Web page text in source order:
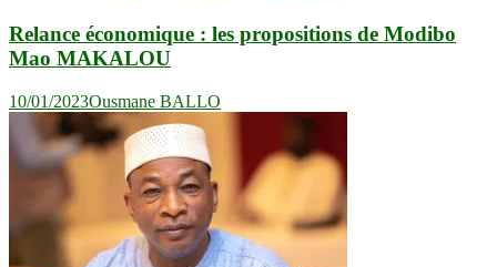
Relance économique : les propositions de Modibo
Mao MAKALOU
10/01/2023Ousmane BALLO